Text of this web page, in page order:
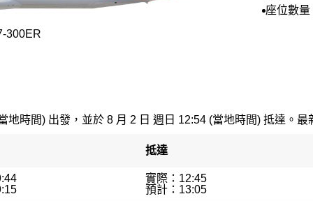
300ER
座位數
時間) 出發，並於 8 月 2 日 週日 12:54 (當地時間) 抵達。
抵達
實際：12:45
預計：13:05